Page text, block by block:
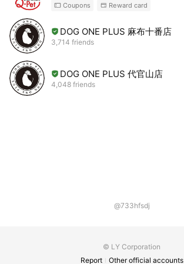
Coupons Reward card
DOG ONE PLUS 麻布十番店
3,714 friends
DOG ONE PLUS 代官山店
4,048 friends
@733hfsdj
© LY Corporation
Report
Other official accounts